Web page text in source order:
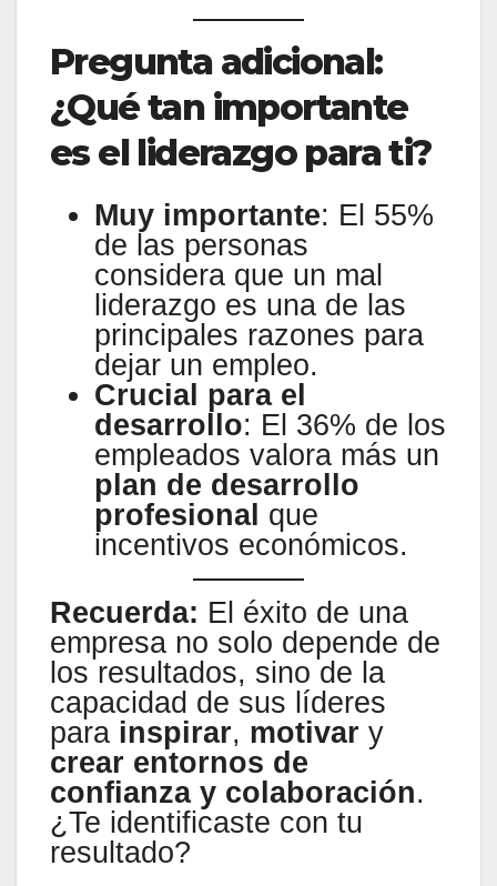
Pregunta adicional:
¿Qué tan importante
es el liderazgo para ti?
Muy importante: El 55%
de las personas
considera que un mal
liderazgo es una de las
principales razones para
dejar un empleo.
Crucial para el
desarrollo: El 36% de los
empleados valora más un
plan de desarrollo
profesional que
incentivos económicos.
Recuerda: El éxito de una
empresa no solo depende de
los resultados, sino de la
capacidad de sus líderes
para inspirar, motivar y
crear entornos de
confianza y colaboración.
¿Te identificaste con tu
resultado?